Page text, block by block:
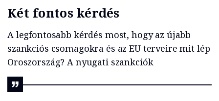
Két fontos kérdés
A legfontosabb kérdés most, hogy az újabb
szankciós csomagokra és az EU terveire mit lép
Oroszország? A nyugati szankciók